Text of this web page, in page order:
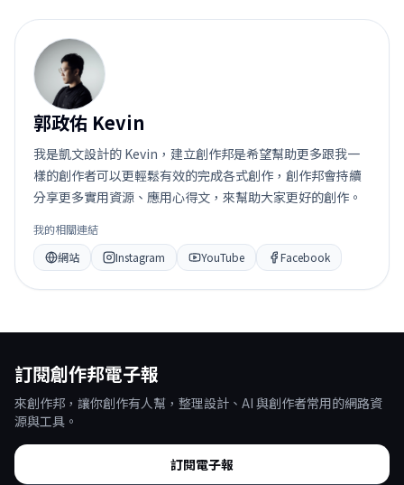
郭
郭政佑 Kevin
我是凱文設計的 Kevin，建立創作邦是希望幫助更多跟我一
樣的創作者可以更輕鬆有效的完成各式創作，創作邦會持續
分享更多實用資源、應用心得文，來幫助大家更好的創作。
我的相關連結
網站
Instagram YouTube Facebook
訂閱創作邦電子報
來創作邦，讓你創作有人幫，整理設計、AI 與創作者常用的網路資
源與工具。
訂閱電子報